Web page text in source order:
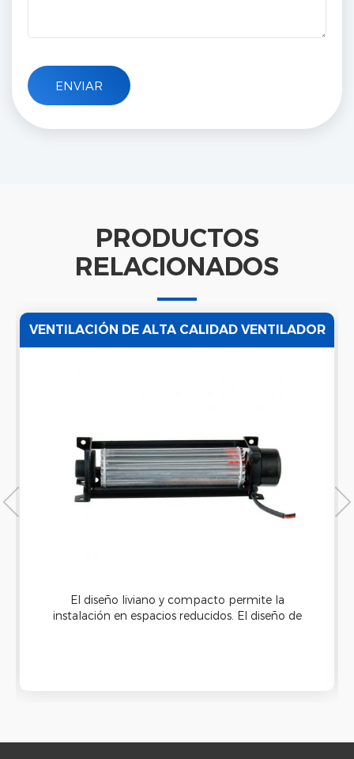
PRODUCTOS
RELACIONADOS
VENTILACIÓN DE ALTA CALIDAD VENTILADOR
El diseño liviano y compacto permite la
instalación en espacios reducidos. El diseño de